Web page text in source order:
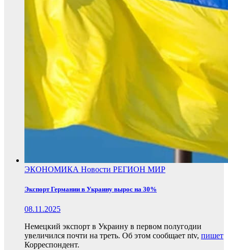
ЭКОНОМИКА Новости РЕГИОН МИР
Экспорт Германии в Украину вырос на 30%
08.11.2025
Немецкий экспорт в Украину в первом полугодии
увеличился почти на треть. Об этом сообщает ntv, пишет
Корреспондент.